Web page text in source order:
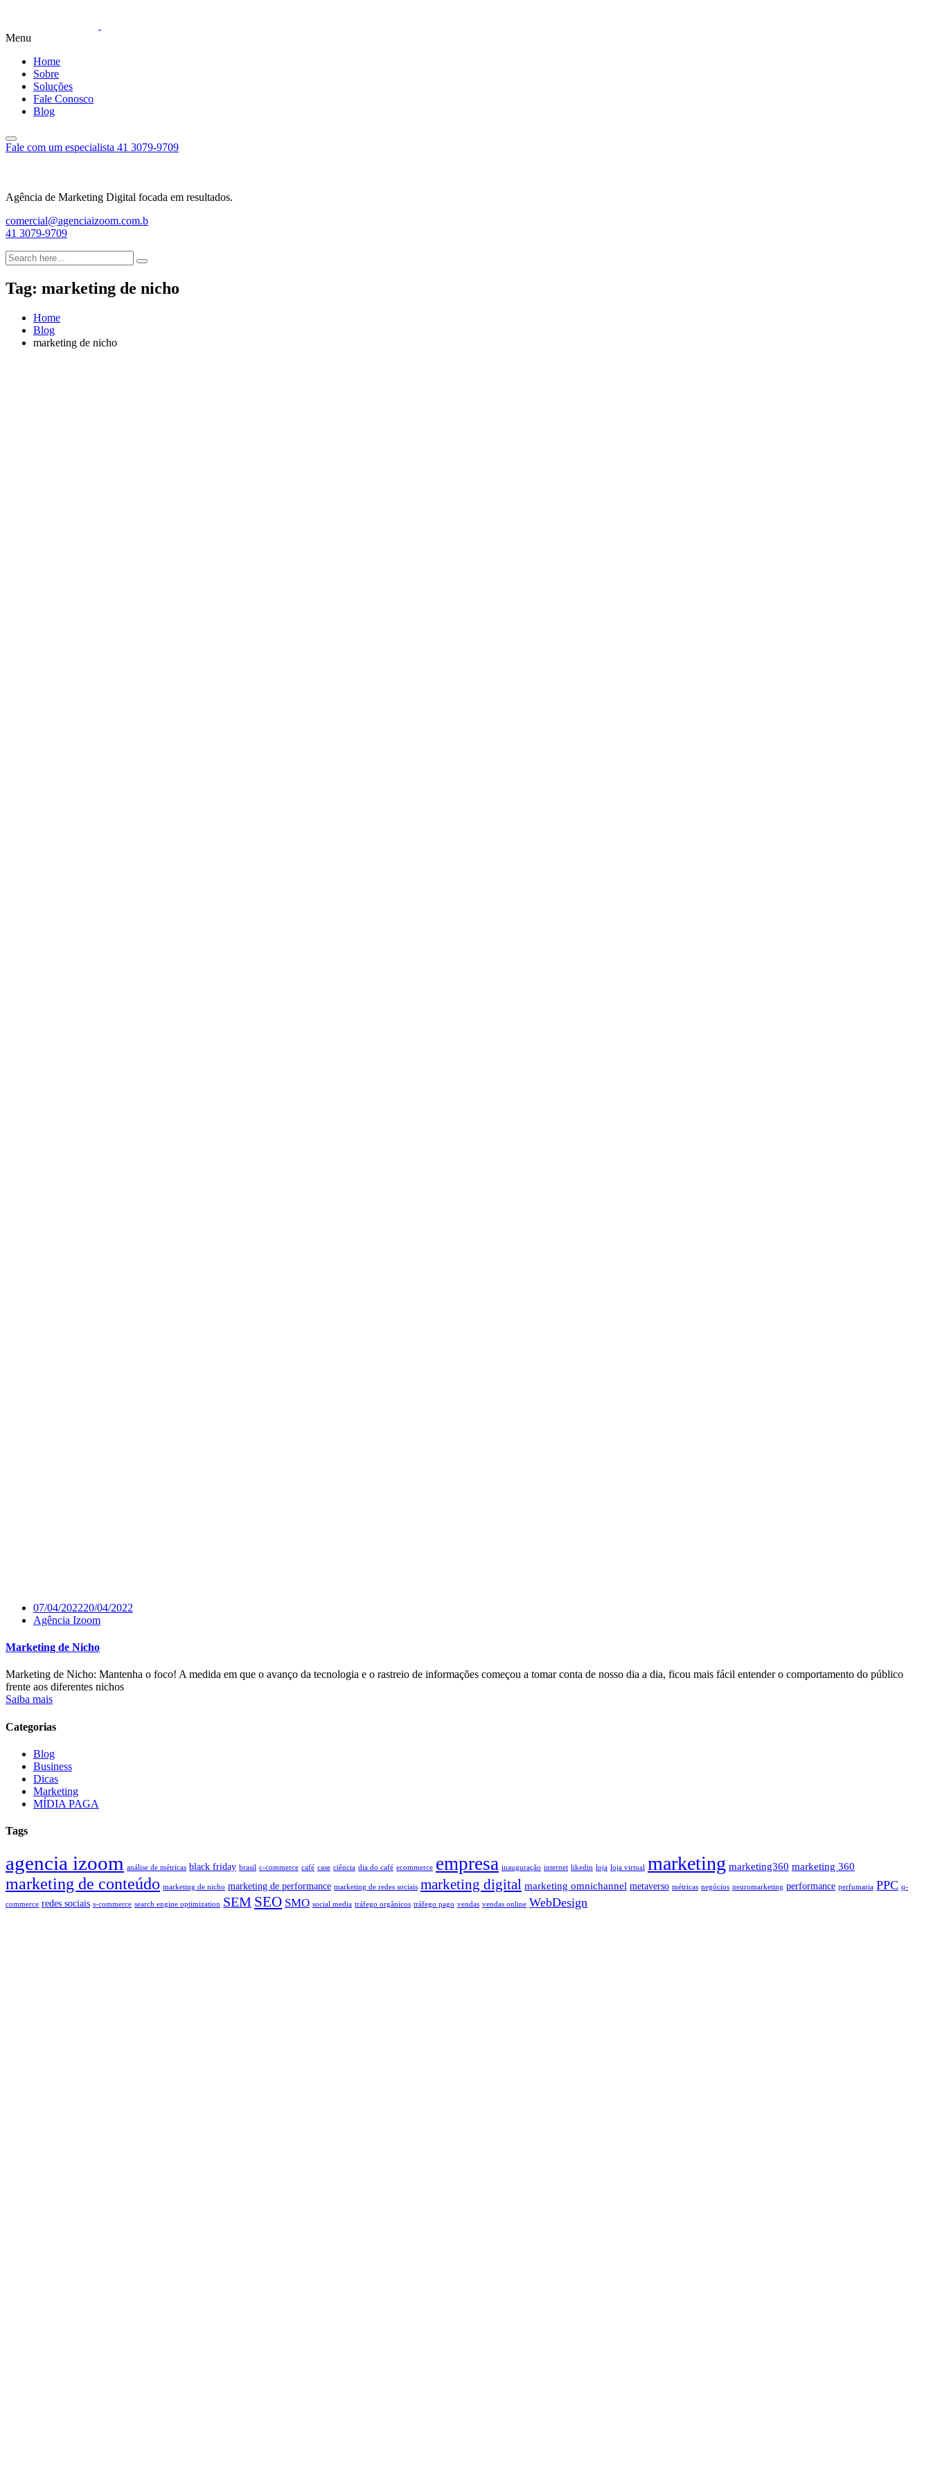
Menu
Home
Sobre
Soluções
Fale Conosco
Blog
Fale com um especialista 41 3079-9709
Agência de Marketing Digital focada em resultados.
comercial@agenciaizoom.com.b
41 3079-9709
Tag: marketing de nicho
Home
Blog
marketing de nicho
07/04/202220/04/2022
Agência Izoom
Marketing de Nicho
Marketing de Nicho: Mantenha o foco! A medida em que o avanço da tecnologia e o rastreio de informações começou a tomar conta de nosso dia a dia, ficou mais fácil entender o comportamento do público
frente aos diferentes nichos
Saiba mais
Categorias
Blog
Business
Dicas
Marketing
MÍDIA PAGA
Tags
agencia izoom análise de métricas black friday brasil c-commerce café case ciência dia do café ecommerce empresa inauguração internet likedin loja loja virtual marketing marketing360 marketing 360
marketing de conteúdo marketing de nicho marketing de performance marketing de redes sociais marketing digital marketing omnichannel metaverso métricas negócios neuromarketing performance perfumaria PPC q-
commerce redes sociais s-commerce search engine optimization SEM SEO SMO social media tráfego orgânicos tráfego pago vendas vendas online WebDesign